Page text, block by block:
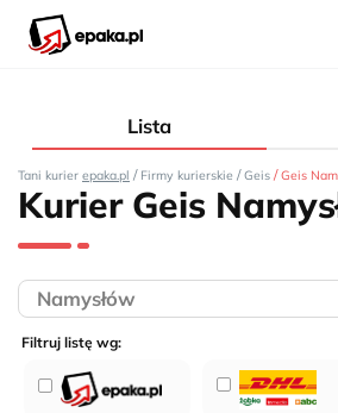
Lista
Tani kurier epaka.pl / Firmy kurierskie / Geis / Geis
Kurier Geis
Filtruj listę wg: